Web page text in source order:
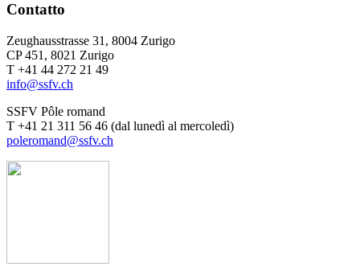
Contatto
Zeughausstrasse 31, 8004 Zurigo
CP 451, 8021 Zurigo
T +41 44 272 21 49
info@ssfv.ch
SSFV Pôle romand
T +41 21 311 56 46 (dal lunedì al mercoledì)
poleromand@ssfv.ch